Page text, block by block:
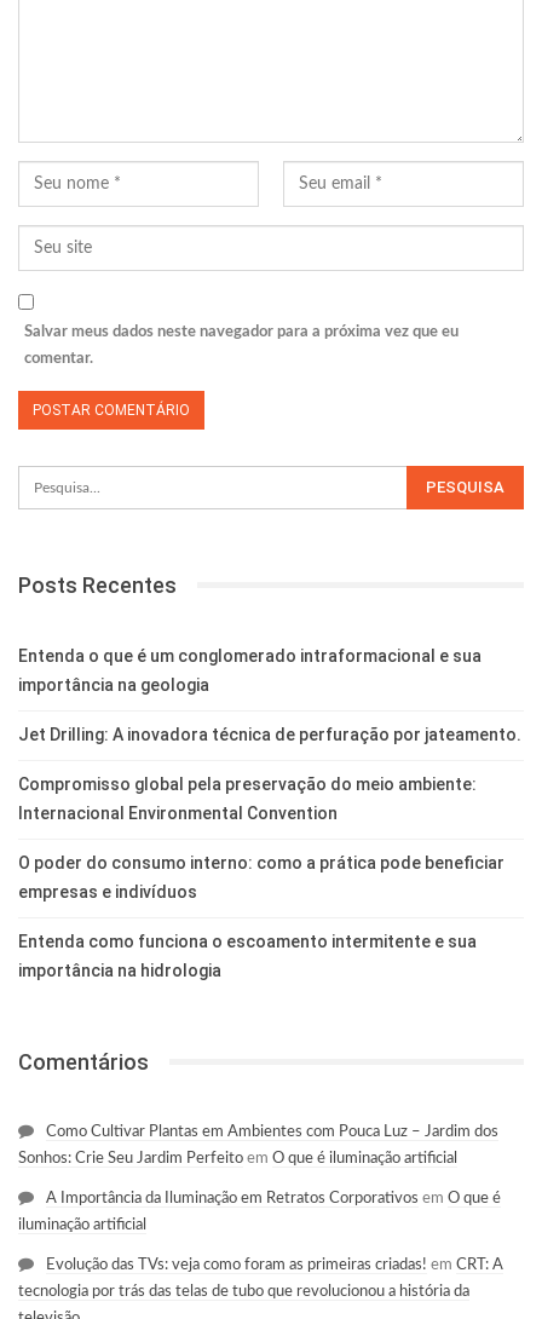
Salvar meus dados neste navegador para a próxima vez que eu
comentar.
Posts Recentes
Entenda o que é um conglomerado intraformacional e sua
importância na geologia
Jet Drilling: A inovadora técnica de perfuração por jateamento.
Compromisso global pela preservação do meio ambiente:
Internacional Environmental Convention
O poder do consumo interno: como a prática pode beneficiar
empresas e indivíduos
Entenda como funciona o escoamento intermitente e sua
importância na hidrologia
Comentários
Como Cultivar Plantas em Ambientes com Pouca Luz – Jardim dos
Sonhos: Crie Seu Jardim Perfeito em O que é iluminação artificial
A Importância da Iluminação em Retratos Corporativos em O que é
iluminação artificial
Evolução das TVs: veja como foram as primeiras criadas! em CRT: A
tecnologia por trás das telas de tubo que revolucionou a história da